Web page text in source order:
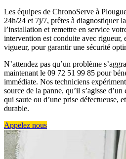
Les équipes de ChronoServe à
24h/24 et 7j/7, prêtes à diagnostiquer
l’installation et remettre en service
intervention est conduite avec rigueur,
vigueur, pour garantir une sécurité
N’attendez pas qu’un problème
maintenant le 09 72 51 99 85 pour
immédiate. Nos techniciens
source de la panne, qu’il s’agisse
qui saute ou d’une prise défectueuse,
durable.
Appelez nous